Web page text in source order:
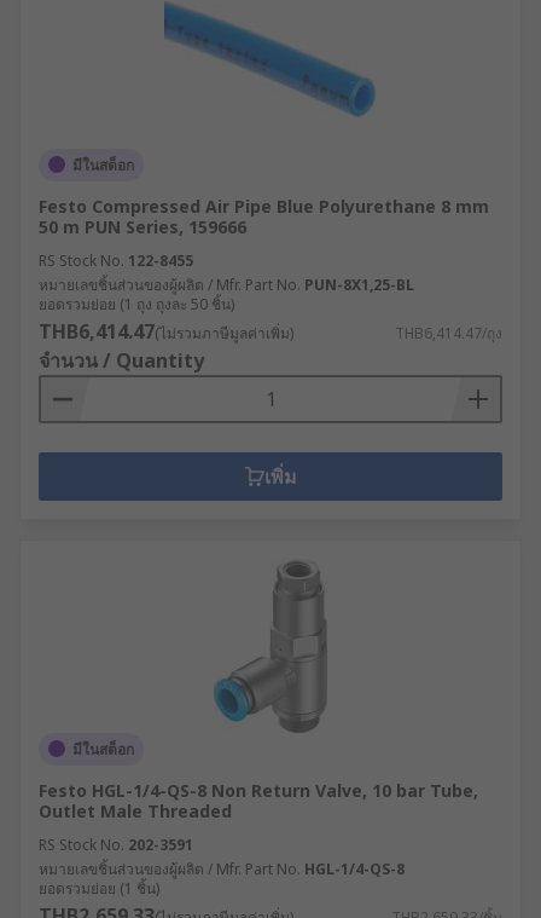
มีในสต็อก
Festo Compressed Air Pipe Blue Polyurethane 8 mm
50 m PUN Series, 159666
RS Stock No. 122-8455
หมายเลขชิ้นส่วนของผู้ผลิต / Mfr. Part No. PUN-8X1,25-BL
ยอดรวมย่อย (1 ถุง ถุงละ 50 ชิ้น)
THB6,414.47(ไม่รวมภาษีมูลค่าเพิ่ม) THB6,414.47/ถุง
จำนวน / Quantity
เพิ่ม
มีในสต็อก
Festo HGL-1/4-QS-8 Non Return Valve, 10 bar Tube,
Outlet Male Threaded
RS Stock No. 202-3591
หมายเลขชิ้นส่วนของผู้ผลิต / Mfr. Part No. HGL-1/4-QS-8
ยอดรวมย่อย (1 ชิ้น)